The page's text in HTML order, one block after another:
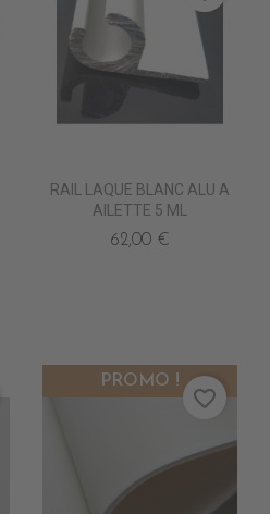
RAIL LAQUE BLANC ALU A
AILETTE 5 ML
62,00 €
PROMO !
favorite_border